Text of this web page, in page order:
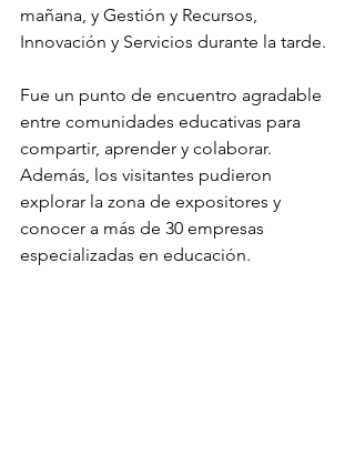
mañana, y Gestión y Recursos,
Innovación y Servicios durante la tarde.
Fue un punto de encuentro agradable
entre comunidades educativas para
compartir, aprender y colaborar.
Además, los visitantes pudieron
explorar la zona de expositores y
conocer a más de 30 empresas
especializadas en educación.